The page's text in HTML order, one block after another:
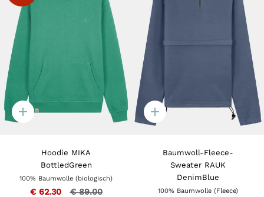
Quick
Hoodie MIKA
BottledGreen
100% Baumwolle (biologisch)
€ 62.30 € 89.00
Quick
add
Baumwoll-Fleece-
Sweater RAUK
DenimBlue
100% Baumwolle (Fleece)